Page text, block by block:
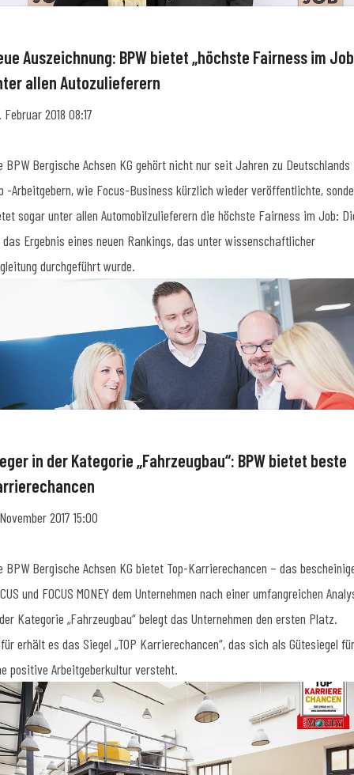
Auszeichnung: BPW bietet „höchste Fairness im
allen Autozulieferern
Februar 2018 08:17
BPW Bergische Achsen KG gehört nicht nur seit Jahren zu Deutschlands
-Arbeitgebern, wie Focus-Business kürzlich wieder veröffentlichte,
sogar unter allen Automobilzulieferern die höchste Fairness im Job:
Ergebnis eines neuen Rankings, das unter wissenschaftlicher
durchgeführt wurde.
in der Kategorie „Fahrzeugbau“: BPW bietet beste
2017 15:00
BPW Bergische Achsen KG bietet Top-Karrierechancen – das
und FOCUS MONEY dem Unternehmen nach einer umfangreichen
Kategorie „Fahrzeugbau“ belegt das Unternehmen den ersten Platz.
erhält es das Siegel „TOP Karrierechancen“, das sich als Gütesiegel für
positive Arbeitgeberkultur versteht.